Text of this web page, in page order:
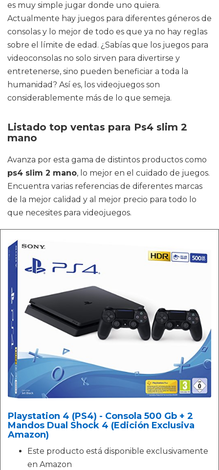
es muy simple jugar donde uno quiera.
Actualmente hay juegos para diferentes géneros de
consolas y lo mejor de todo es que ya no hay reglas
sobre el límite de edad. ¿Sabías que los juegos para
videoconsolas no solo sirven para divertirse y
entretenerse, sino pueden beneficiar a toda la
humanidad? Así es, los videojuegos son
considerablemente más de lo que semeja.
Listado top ventas para Ps4 slim 2
mano
Avanza por esta gama de distintos productos como
ps4 slim 2 mano, lo mejor en el cuidado de juegos.
Encuentra varias referencias de diferentes marcas
de la mejor calidad y al mejor precio para todo lo
que necesites para videojuegos.
Playstation 4 (PS4) - Consola 500 Gb + 2
Mandos Dual Shock 4 (Edición Exclusiva
Amazon)
Este producto está disponible exclusivamente
en Amazon